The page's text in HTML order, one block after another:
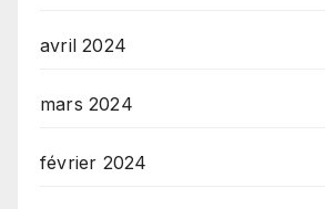
avril 2024
mars 2024
février 2024